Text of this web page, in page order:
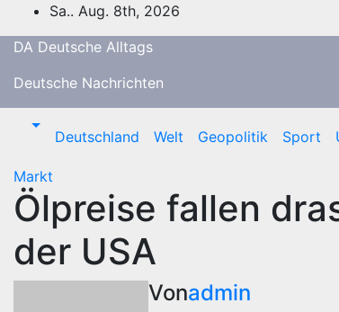
Inhalt
springen
Sa.. Aug. 8th, 2026
DA Deutsche Alltags
Deutsche Nachrichten
Deutschland Welt Geopolitik Sport
Markt
Ölpreise fallen
der USA
Vonadmin